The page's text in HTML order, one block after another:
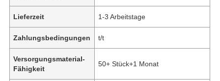
Lieferzeit 1-3 Arbeitstage
Zahlungsbedingungen t/t
Versorgungsmaterial-
Fähigkeit
50+ Stück+1 Monat